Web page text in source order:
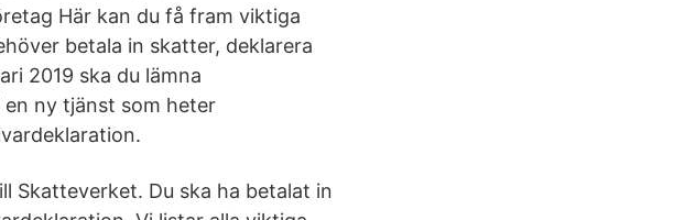
Här kan du få fram viktiga
betala in skatter, deklarera
2019 ska du lämna
ny tjänst som heter
Skatteverket. Du ska ha betalat in